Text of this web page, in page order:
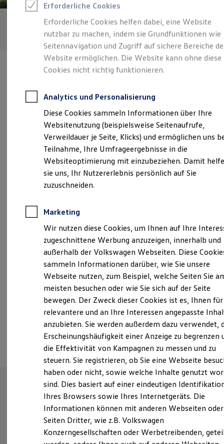
Leasing
Leasing-Angebote
Gebrauchtwagen Leasing
Junge Gebrauchtwagen-Leasing
Elektroauto Leasing
Kleinwagen-Leasing
Leasing ohne Anzahlung
Finanzierung
Kfz-Versicherung
Restschuldversicherungen
Garantien
Wartungsverträge
Geschäftskunden
Professional Class bei Volkswagen
Großkunden
Behörden
Direktkunden
Sonderfahrzeuge
Anpfiff zum Gewinn
Elektroautos
ID. Tutorials
Elektrofahrzeugkonzepte
Reichweite
Reichweite der ID. Modelle
Reichweite im Winter
Laden
Laden unterwegs
Laden Zuhause
Ladestationen finden
Ladezeitensimulator
Batterie
Sicherheit
Garantie und Lebensdauer
Nachhaltigkeit
Technologie
Kosten und Kauf
Verbrauchskosten
Kaufoptionen
E-Auto-Förderung
Software und Konnektivität
ID. Software Versionen und Updates
Digitale Extras
Schnittstellen zu Ihrem ID.
Verantwortlich für die Inhalte auf dieser Seite ist die Autohaus
Timpe GmbH (Impressum & Rechtliches)
Bielefelder Straße 10, 49186 Bad Iburg
info@autohaus-timpe.de
+49 5403 724900
Montag -
Samstag
Geschlossen
Sonntag
Geschlossen
Ansprechpartner
Timpe - Service erfahren.
Erfahren Sie hier, wer wir sind, wie Sie uns erreichen
Erforderliche Cookies
Erforderliche Cookies helfen dabei, eine Website
nutzbar zu machen, indem sie Grundfunktionen wie
Seitennavigation und Zugriff auf sichere Bereiche
Website ermöglichen. Die Website kann ohne diese
Cookies nicht richtig funktionieren.
Analytics und Personalisierung
Diese Cookies sammeln Informationen über Ihre
Websitenutzung (beispielsweise Seitenaufrufe,
Verweildauer je Seite, Klicks) und ermöglichen uns
Teilnahme, Ihre Umfrageergebnisse in die
Websiteoptimierung mit einzubeziehen. Damit
sie uns, Ihr Nutzererlebnis persönlich auf Sie
zuzuschneiden.
Marketing
Wir nutzen diese Cookies, um Ihnen auf Ihre
zugeschnittene Werbung anzuzeigen, innerhalb und
außerhalb der Volkswagen Webseiten. Diese
sammeln Informationen darüber, wie Sie unsere
Webseite nutzen, zum Beispiel, welche Seiten Sie
meisten besuchen oder wie Sie sich auf der Seite
bewegen. Der Zweck dieser Cookies ist es, Ihnen für
relevantere und an Ihre Interessen angepasste
anzubieten. Sie werden außerdem dazu verwendet,
Erscheinungshäufigkeit einer Anzeige zu begrenzen
die Effektivität von Kampagnen zu messen und zu
steuern. Sie registrieren, ob Sie eine Webseite
haben oder nicht, sowie welche Inhalte genutzt
sind. Dies basiert auf einer eindeutigen
Ihres Browsers sowie Ihres Internetgeräts. Die
Informationen können mit anderen Webseiten oder
Seiten Dritter, wie z.B. Volkswagen
Konzerngesellschaften oder Werbetreibenden,